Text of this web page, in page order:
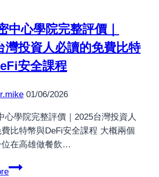
kazinosu
Rəsmi
sayt.3121
中心學院完整評價｜
灣投資人必讀的免費比特
安全課程
01/06/2026
心學院完整評價｜2025台灣投資人
比特幣與DeFi安全課程 大概兩個
位在高雄做餐飲…
CH